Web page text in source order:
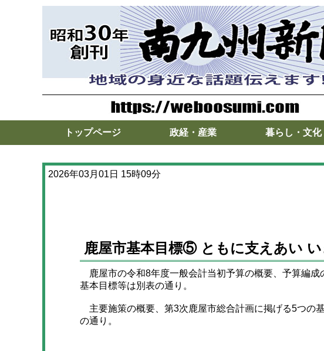
トップページ 政経・産業 暮らし・文化
2026年03月01日 15時09分
鹿屋市基本目標⑤ ともに支えあい
鹿屋市の令和8年度一般会計当初予算の概要、予算編成
基本目標等は別表の通り。
主要施策の概要、第3次鹿屋市総合計画に掲げる5つの
の通り。